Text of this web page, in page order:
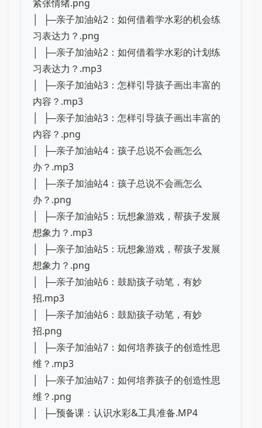
紧张情绪.png
│ ├─亲子加油站2：如何借着学水彩的机会练
习表达力？.png
│ ├─亲子加油站2：如何借着学水彩的计划练
习表达力？.mp3
│ ├─亲子加油站3：怎样引导孩子画出丰富的
内容？.mp3
│ ├─亲子加油站3：怎样引导孩子画出丰富的
内容？.png
│ ├─亲子加油站4：孩子总说不会画怎么
办？.mp3
│ ├─亲子加油站4：孩子总说不会画怎么
办？.png
│ ├─亲子加油站5：玩想象游戏，帮孩子发展
想象力？.mp3
│ ├─亲子加油站5：玩想象游戏，帮孩子发展
想象力？.png
│ ├─亲子加油站6：鼓励孩子动笔，有妙
招.mp3
│ ├─亲子加油站6：鼓励孩子动笔，有妙
招.png
│ ├─亲子加油站7：如何培养孩子的创造性思
维？.mp3
│ ├─亲子加油站7：如何培养孩子的创造性思
维？.png
│ ├─预备课：认识水彩&工具准备.MP4